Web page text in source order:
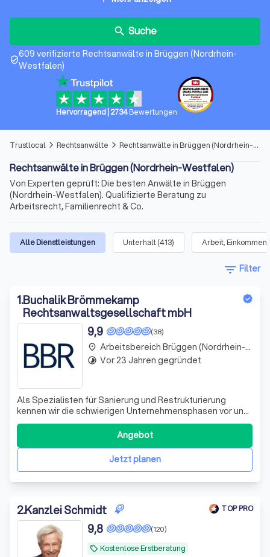
search Suche
verified_user
609 verifizierte Rechtsanwälte in Brüggen (Nordrhein-
Westfalen)
Hervorragend 2734Bewertungen
Trustlocal arrow_forward_ios Rechtsanwälte arrow_forward_ios Rechtsanwälte in Brüggen (Nordrhein-Westfalen)
Rechtsanwälte in Brüggen (Nordrhein-Westfalen)
Von Experten geprüft: Die besten Anwälte in Brüggen
(Nordrhein-Westfalen). Qualifizierte Beratung zu
Arbeitsrecht, Familienrecht & Co.
Alle Dienstleistungen Unterhalt(413) Arbeit, Einkommen
filter_list Filter
1.Buchalik Brömmekamp
Rechtsanwaltsgesellschaft mbH
(38)
9,9
Als Spezialisten für Sanierung und Restrukturierung
kennen wir die schwierigen Unternehmensphasen vor und
während einer Insolvenz und zeigen unseren Mandanten
Jetzt planen
Angebot
place Arbeitsbereich Brüggen (Nordrhein-Westfalen)
timelapse Vor 23 Jahren gegründet
2.Kanzlei Schmidt TOP PRO
local_offer Kostenlose Erstberatung
(120)
9,8